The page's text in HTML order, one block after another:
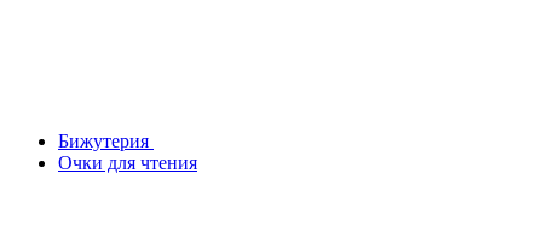
Бижутерия
Очки для чтения